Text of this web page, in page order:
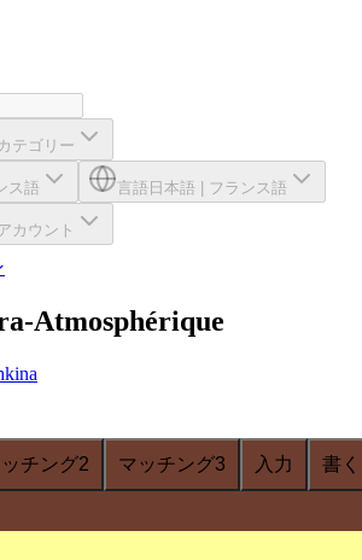
カテゴリー
ス語 言語 日本語 フランス語
カウント
Atmosphérique
チング2 マッチング3 入力 書く